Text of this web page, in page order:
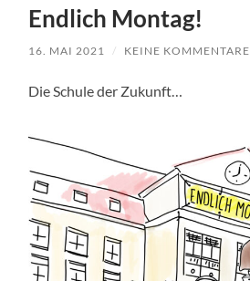
Endlich Montag!
16. MAI 2021 / KEINE KOMMENTARE
Die Schule der Zukunft…